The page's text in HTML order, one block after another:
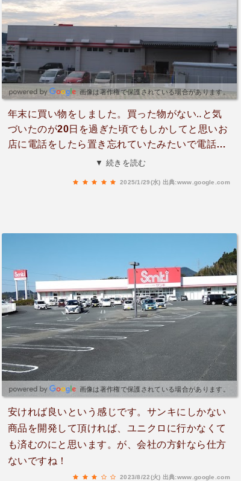
画像は著作権で保護されている場合があります。
年末に買い物をしました。買った物がない‥と気
づいたのが20日を過ぎた頃でもしかしてと思いお
店に電話をしたら置き忘れていたみたいで電話の
相手の方も凄くいい方で丁寧な対応に感謝です。
▼ 続きを読む
2025/1/29(水) 出典:www.google.com
画像は著作権で保護されている場合があります。
安ければ良いという感じです。サンキにしかない
商品を開発して頂ければ、ユニクロに行かなくて
も済むのにと思います。が、会社の方針なら仕方
ないですね！
2023/8/22(火) 出典:www.google.com